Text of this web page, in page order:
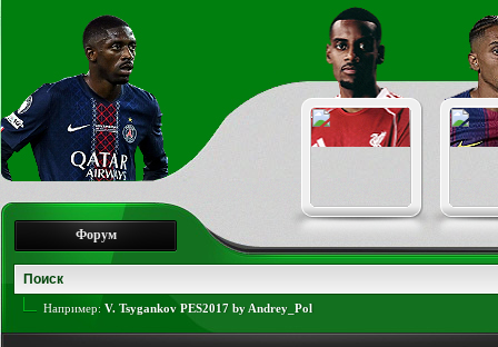
Форум
Например: V. Tsygankov PES2017 by Andrey_Pol